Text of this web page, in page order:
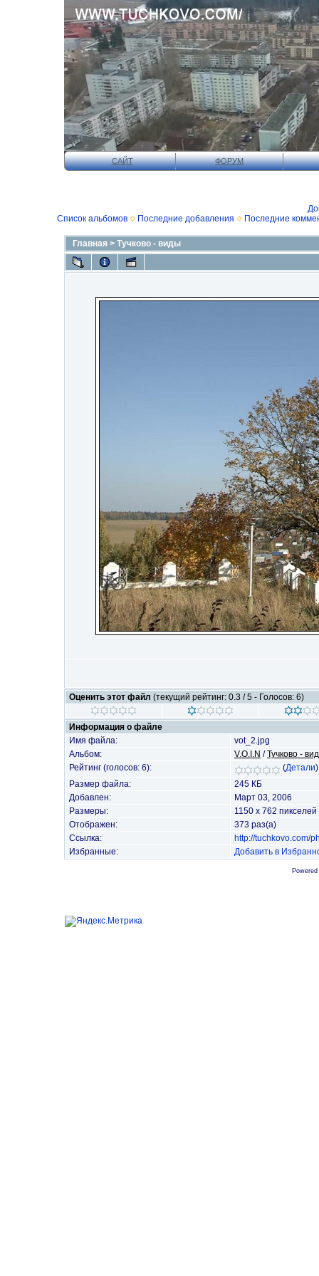
САЙТ ФОРУМ
Список альбомов
Последние добавления Последние
Главная > Тучково - виды
Оценить этот файл (текущий рейтинг: 0.3 / 5 - Голосов: 6)
Информация о файле
Имя файла:
vot_2.jpg
Альбом:
V.O.I.N /Тучково -
Рейтинг (голосов: 6):
(Детали)
Размер файла:
245 КБ
Добавлен:
Март 03, 2006
Размеры:
1150 x 762 пикселей
Отображен:
373 раз(а)
Ссылка:
http://tuchkovo.com/
Избранные:
Добавить в